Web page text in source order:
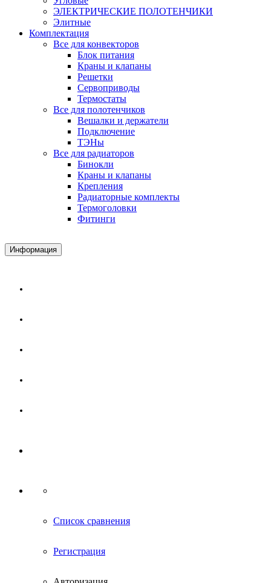
ЭЛЕКТРИЧЕСКИЕ ПОЛОТЕНЧИКИ
Элитные
Комплектация
Все для конвекторов
Блок питания
Краны и клапаны
Решетки
Сервоприводы
Термостаты
Все для полотенчиков
Вешалки и держатели
Подключение
ТЭНы
Все для радиаторов
Бинокли
Краны и клапаны
Крепления
Радиаторные комплекты
Термоголовки
Фитинги
Информация
Список сравнения
Регистрация